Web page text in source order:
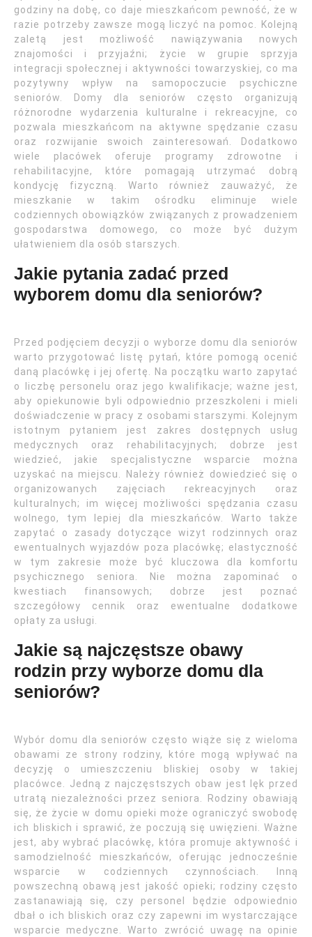
godziny na dobę, co daje mieszkańcom pewność, że w
razie potrzeby zawsze mogą liczyć na pomoc. Kolejną
zaletą jest możliwość nawiązywania nowych
znajomości i przyjaźni; życie w grupie sprzyja
integracji społecznej i aktywności towarzyskiej, co ma
pozytywny wpływ na samopoczucie psychiczne
seniorów. Domy dla seniorów często organizują
różnorodne wydarzenia kulturalne i rekreacyjne, co
pozwala mieszkańcom na aktywne spędzanie czasu
oraz rozwijanie swoich zainteresowań. Dodatkowo
wiele placówek oferuje programy zdrowotne i
rehabilitacyjne, które pomagają utrzymać dobrą
kondycję fizyczną. Warto również zauważyć, że
mieszkanie w takim ośrodku eliminuje wiele
codziennych obowiązków związanych z prowadzeniem
gospodarstwa domowego, co może być dużym
ułatwieniem dla osób starszych.
Jakie pytania zadać przed
wyborem domu dla seniorów?
Przed podjęciem decyzji o wyborze domu dla seniorów
warto przygotować listę pytań, które pomogą ocenić
daną placówkę i jej ofertę. Na początku warto zapytać
o liczbę personelu oraz jego kwalifikacje; ważne jest,
aby opiekunowie byli odpowiednio przeszkoleni i mieli
doświadczenie w pracy z osobami starszymi. Kolejnym
istotnym pytaniem jest zakres dostępnych usług
medycznych oraz rehabilitacyjnych; dobrze jest
wiedzieć, jakie specjalistyczne wsparcie można
uzyskać na miejscu. Należy również dowiedzieć się o
organizowanych zajęciach rekreacyjnych oraz
kulturalnych; im więcej możliwości spędzania czasu
wolnego, tym lepiej dla mieszkańców. Warto także
zapytać o zasady dotyczące wizyt rodzinnych oraz
ewentualnych wyjazdów poza placówkę; elastyczność
w tym zakresie może być kluczowa dla komfortu
psychicznego seniora. Nie można zapominać o
kwestiach finansowych; dobrze jest poznać
szczegółowy cennik oraz ewentualne dodatkowe
opłaty za usługi.
Jakie są najczęstsze obawy
rodzin przy wyborze domu dla
seniorów?
Wybór domu dla seniorów często wiąże się z wieloma
obawami ze strony rodziny, które mogą wpływać na
decyzję o umieszczeniu bliskiej osoby w takiej
placówce. Jedną z najczęstszych obaw jest lęk przed
utratą niezależności przez seniora. Rodziny obawiają
się, że życie w domu opieki może ograniczyć swobodę
ich bliskich i sprawić, że poczują się uwięzieni. Ważne
jest, aby wybrać placówkę, która promuje aktywność i
samodzielność mieszkańców, oferując jednocześnie
wsparcie w codziennych czynnościach. Inną
powszechną obawą jest jakość opieki; rodziny często
zastanawiają się, czy personel będzie odpowiednio
dbał o ich bliskich oraz czy zapewni im wystarczające
wsparcie medyczne. Warto zwrócić uwagę na opinie